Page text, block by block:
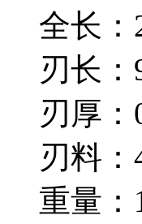
全长：
刃长：
刃厚：
刃料：
重量：